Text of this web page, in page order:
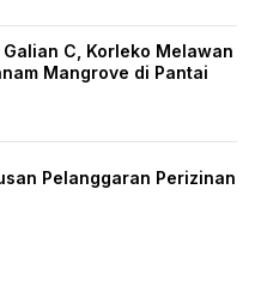
C, Korleko Melawan
Mangrove di Pantai
Pelanggaran Perizinan